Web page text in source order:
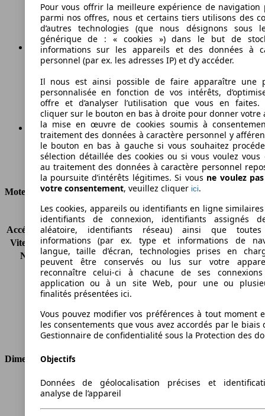
Carburant
174 g/km
Émissions de CO2 (combinées)*
Ø 6.4 l/100km
Consommation
Moteur et Puissance
KW (CH)
110 kW (150 PS)
Accélération (0-100 km/h) 10.1s
Vitesse maximale (km/h) 205 km/h
Nombre de vitesses
5
Couple
320 nm
Cylindrée
1910 ccm
Carburant
Diesel
Transmission
Boîte manuelle
Type de traction
Traction avant
Dimensions
Longueur
4836 mm
Hauteur
Largeur
1792 mm
Pour vous offrir la meilleure expérience de navigation
parmi nos offres, nous et certains tiers utilisons des
d’autres technologies (que nous désignons sous
générique de : « cookies ») dans le but de
informations sur les appareils et des données à
personnel (par ex. les adresses IP) et d’y accéder.
Il nous est ainsi possible de faire apparaître une
personnalisée en fonction de vos intérêts,
offre et d’analyser l’utilisation que vous en faites.
cliquer sur le bouton en bas à droite pour donner votre
la mise en œuvre de cookies soumis à
traitement des données à caractère personnel y
le bouton en bas à gauche si vous souhaitez
sélection détaillée des cookies ou si vous voulez vous
au traitement des données à caractère personnel
la poursuite d’intérêts légitimes. Si vous ne voulez
votre consentement, veuillez cliquer ici.
Les cookies, appareils ou identifiants en ligne
identifiants de connexion, identifiants assignés
aléatoire, identifiants réseau) ainsi que
informations (par ex. type et informations de
langue, taille d’écran, technologies prises en
peuvent être conservés ou lus sur votre
reconnaître celui-ci à chacune de ses
application ou à un site Web, pour une ou
finalités présentées ici.
Vous pouvez modifier vos préférences à tout moment
les consentements que vous avez accordés par le biais
Gestionnaire de confidentialité sous la Protection des
Objectifs
Données de géolocalisation précises et
analyse de l’appareil